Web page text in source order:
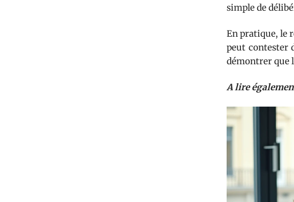
simple de
En pratique, le
peut contester
démontrer que
A lire